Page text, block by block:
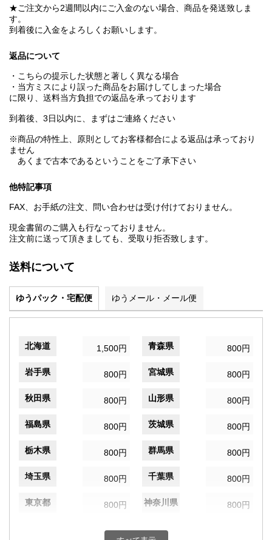
★ご注文から2週間以内にご入金のない場合、商品を発送致しま
す。
到着後に入金をよろしくお願いします。
返品について
・こちらの提示した状態と著しく異なる場合
・当方ミスにより誤った商品をお届けしてしまった場合
に限り、送料当方負担での返品を承っております
到着後、3日以内に、まずはご連絡ください
※商品の特性上、原則としてお客様都合による返品は承っており
ません
あくまで古本であるということをご了承下さい
他特記事項
FAX、お手紙の注文、問い合わせは受け付けておりません。
現金書留のご購入も行なっておりません。
注文前に送って頂きましても、受取り拒否致します。
送料について
ゆうパック・宅配便 ゆうメール・メール便
北海道 1,500円 青森県 800円
岩手県 800円 宮城県 800円
秋田県 800円 山形県 800円
福島県 800円 茨城県 800円
栃木県 800円 群馬県 800円
埼玉県 800円 千葉県 800円
東京都 800円 神奈川県 800円
800円 富山県